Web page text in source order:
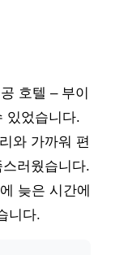
호텔 – 부이
있었습니다.
와 가까워 편
러웠습니다.
늦은 시간에
니다.